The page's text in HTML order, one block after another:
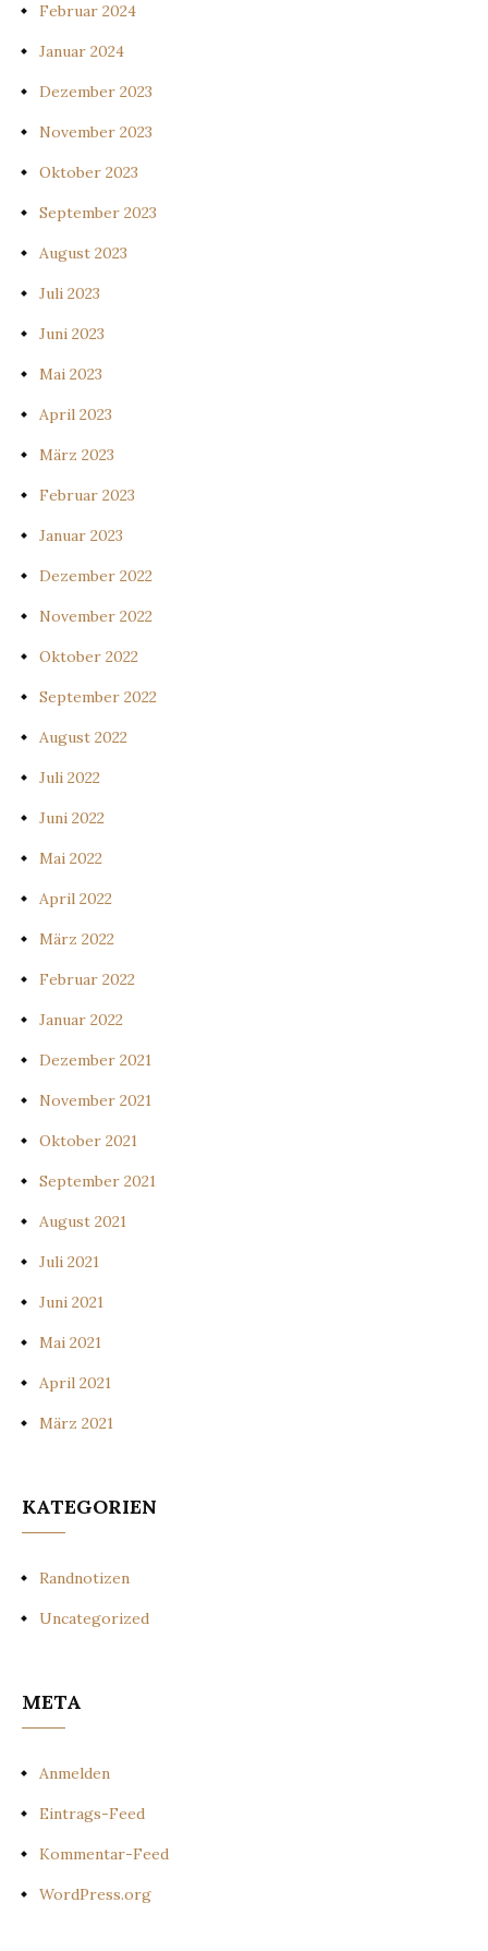
Februar 2024
Januar 2024
Dezember 2023
November 2023
Oktober 2023
September 2023
August 2023
Juli 2023
Juni 2023
Mai 2023
April 2023
März 2023
Februar 2023
Januar 2023
Dezember 2022
November 2022
Oktober 2022
September 2022
August 2022
Juli 2022
Juni 2022
Mai 2022
April 2022
März 2022
Februar 2022
Januar 2022
Dezember 2021
November 2021
Oktober 2021
September 2021
August 2021
Juli 2021
Juni 2021
Mai 2021
April 2021
März 2021
KATEGORIEN
Randnotizen
Uncategorized
META
Anmelden
Eintrags-Feed
Kommentar-Feed
WordPress.org